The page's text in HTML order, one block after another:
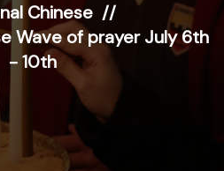
Chinese
Wave of prayer July 6th
- 10th